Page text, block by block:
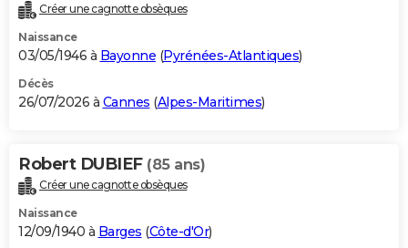
Destinations
City break
Voyage nature
Voyage de noces
Forum
Climat
+PHOTO
GUIDES D'ACHAT
BONS PLANS
Carte de Noël
Carte Bonne année
Carte Saint-Valentin
Carte Pâques
Carte d'anniversaire
DICTIONNAIRE
Dictionnaire
Biographies
Citations
Expressions
Proverbes
PROGRAMME TV
Créer une cagnotte obsèques
Naissance
03/05/1946 à Bayonne (Pyrénées-Atlantiques)
Décès
26/07/2026 à Cannes (Alpes-Maritimes)
Robert DUBIEF (85 ans)
Créer une cagnotte obsèques
Naissance
12/09/1940 à Barges (Côte-d'Or)